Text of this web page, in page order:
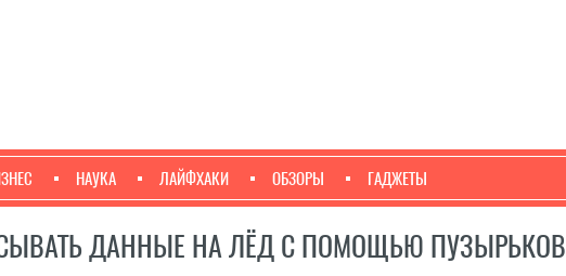
НАУКА ЛАЙФХАКИ ОБЗОРЫ ГАДЖЕТЫ
ДАННЫЕ НА ЛЁД С ПОМОЩЬЮ ПУЗЫРЬКОВ